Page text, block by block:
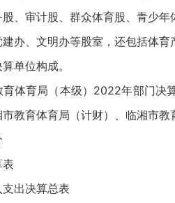
、审计股、群众体育股、青少
办、文明办等股室，还包括体育
位构成。
育局（本级）2022年部门决算
教育体育局（计财）、临湘市教
出决算总表